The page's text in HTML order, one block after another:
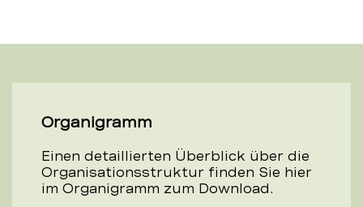
Organigramm
Einen detaillierten Überblick über die
Organisationsstruktur finden Sie hier
im Organigramm zum Download.